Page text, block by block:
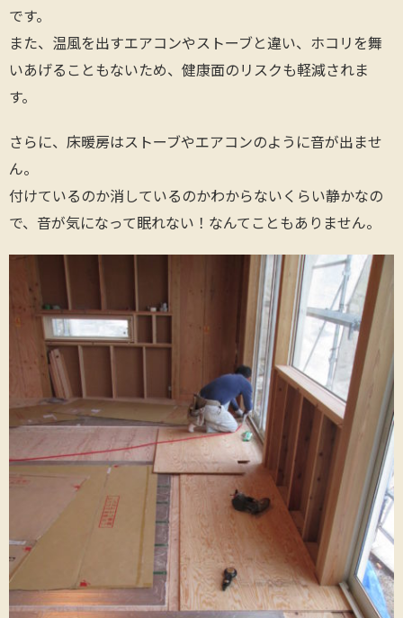
です。
また、温風を出すエアコンやストーブと違い、ホコリを舞
いあげることもないため、健康面のリスクも軽減されま
す。
さらに、床暖房はストーブやエアコンのように音が出ませ
ん。
付けているのか消しているのかわからないくらい静かなの
で、音が気になって眠れない！なんてこともありません。